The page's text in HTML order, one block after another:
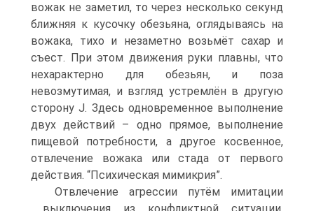
вожак не заметил, то через несколько секунд
ближняя к кусочку обезьяна, оглядываясь на
вожака, тихо и незаметно возьмёт сахар и
съест. При этом движения руки плавны, что
нехарактерно для обезьян, и поза
невозмутимая, и взгляд устремлён в другую
сторону J. Здесь одновременное выполнение
двух действий – одно прямое, выполнение
пищевой потребности, а другое косвенное,
отвлечение вожака или стада от первого
действия. “Психическая мимикрия”.
Отвлечение агрессии путём имитации